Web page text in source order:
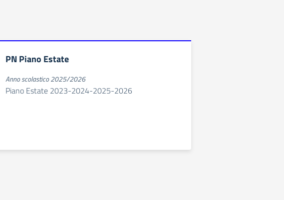
PN Piano Estate
Anno scolastico 2025/2026
Piano Estate 2023-2024-2025-2026